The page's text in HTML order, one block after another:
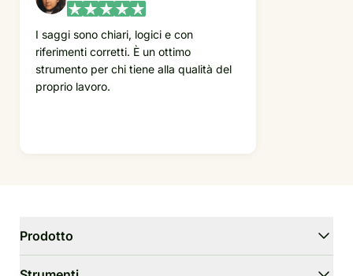
I saggi sono chiari, logici e con
riferimenti corretti. È un ottimo
strumento per chi tiene alla qualità del
proprio lavoro.
Prodotto